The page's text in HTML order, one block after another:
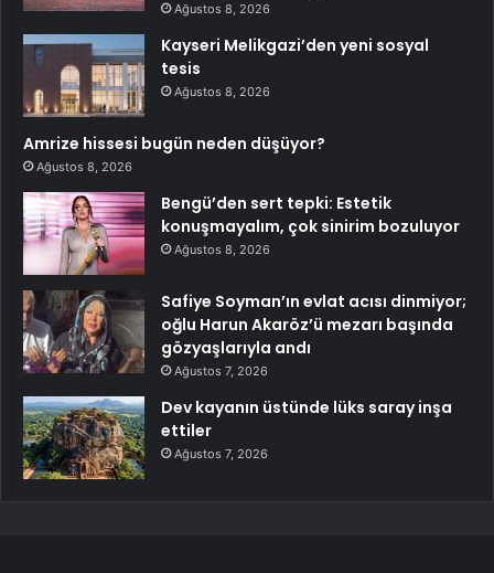
Ağustos 8, 2026
Kayseri Melikgazi’den yeni sosyal
tesis
Ağustos 8, 2026
Amrize hissesi bugün neden düşüyor?
Ağustos 8, 2026
Bengü’den sert tepki: Estetik
konuşmayalım, çok sinirim bozuluyor
Ağustos 8, 2026
Safiye Soyman’ın evlat acısı dinmiyor;
oğlu Harun Akaröz’ü mezarı başında
gözyaşlarıyla andı
Ağustos 7, 2026
Dev kayanın üstünde lüks saray inşa
ettiler
Ağustos 7, 2026